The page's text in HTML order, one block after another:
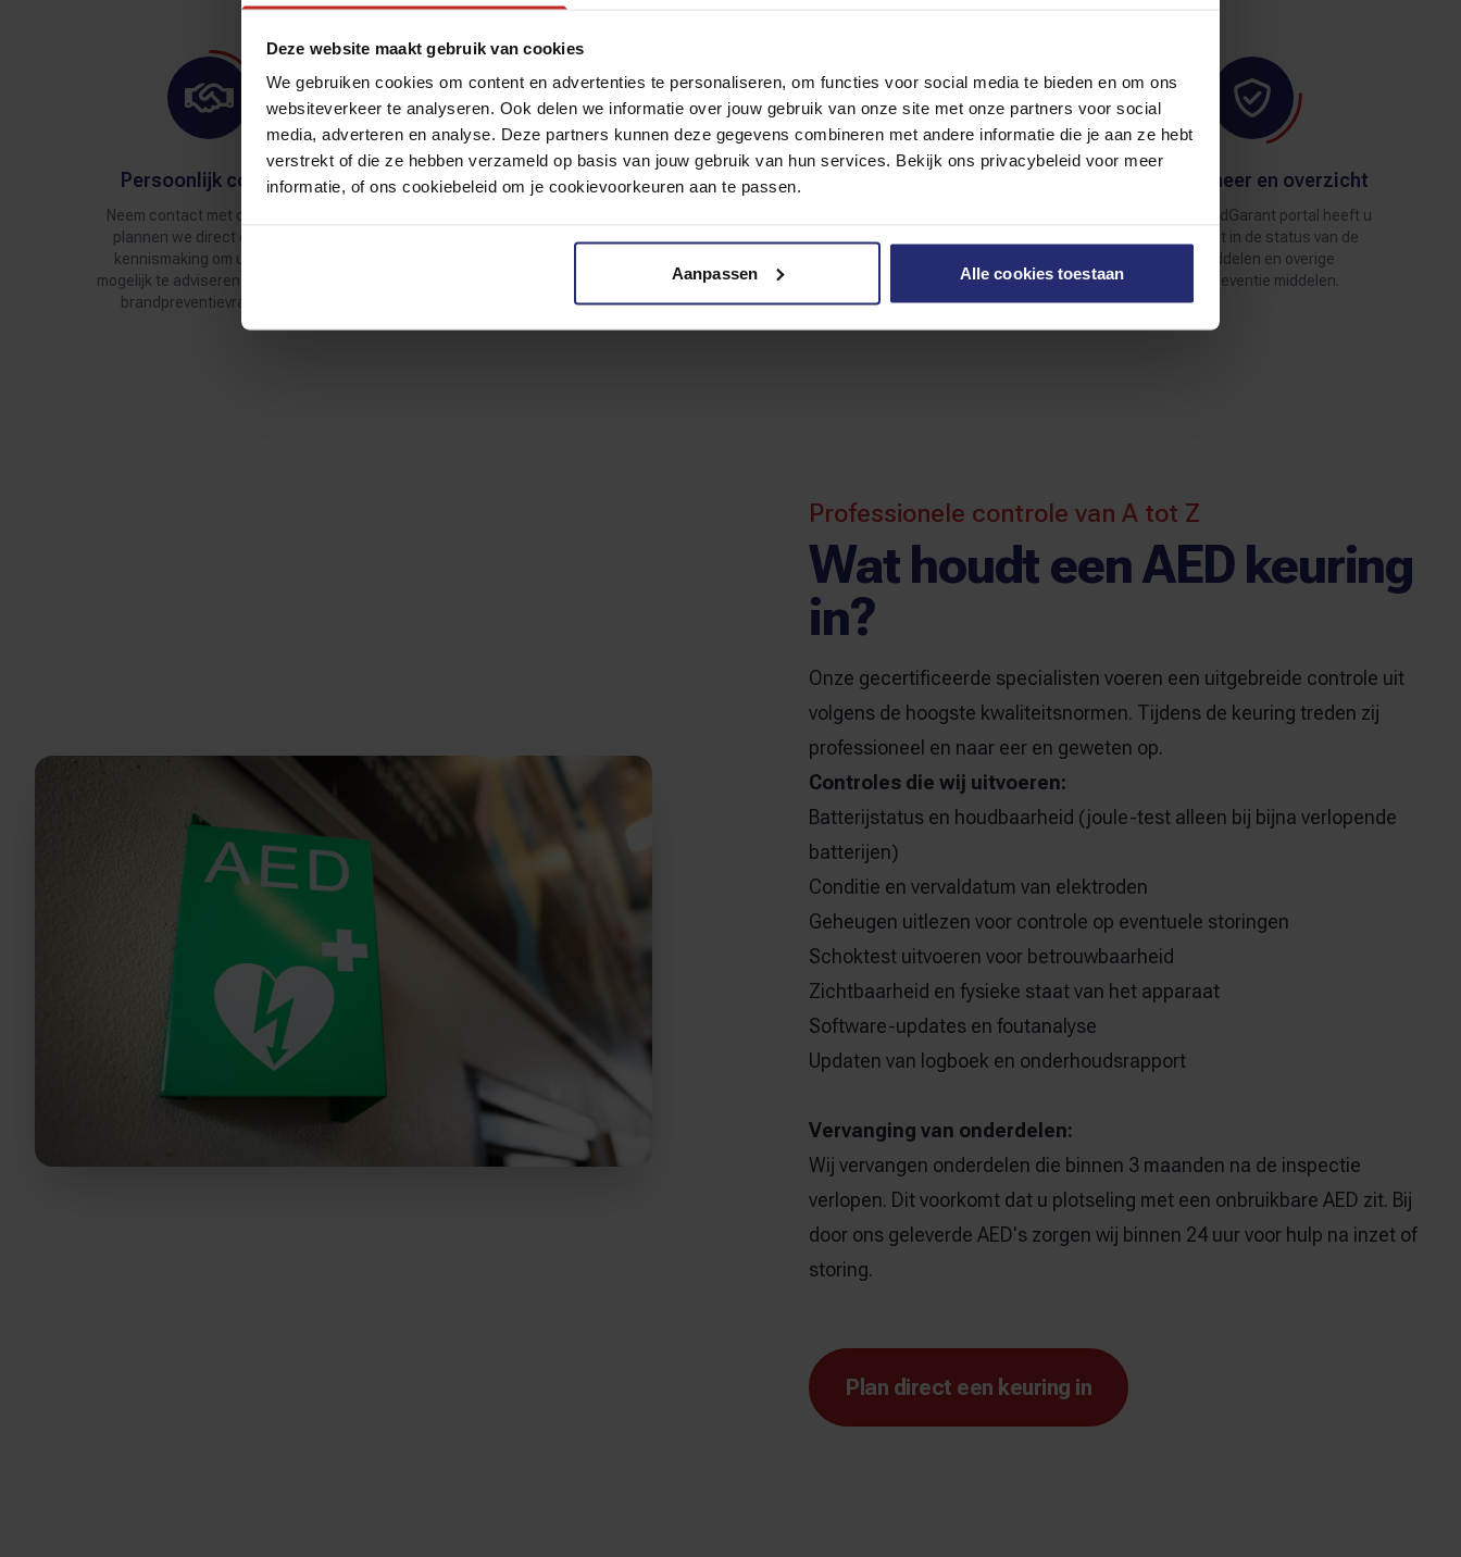
Deze website maakt gebruik van cookies
We gebruiken cookies om content en advertenties te personaliseren, om functies voor social media te bieden en om ons
websiteverkeer te analyseren. Ook delen we informatie over jouw gebruik van onze site met onze partners voor social
media, adverteren en analyse. Deze partners kunnen deze gegevens combineren met andere informatie die je aan ze hebt
verstrekt of die ze hebben verzameld op basis van jouw gebruik van hun services. Bekijk ons privacybeleid voor meer
informatie, of ons cookiebeleid om je cookievoorkeuren aan te passen.
Aanpassen Alle cookies toestaan
Persoonlijk contact
Neem contact met ons op dan
plannen we direct een korte
kennismaking om u zo goed
mogelijk te adviseren rondom het
brandpreventievraagstuk.
Helder kostenbeleid Goed beheer en overzicht
Via ons BrandGarant portal heeft u
24/7 inzicht in de status van de
blusmiddelen en overige
brandpreventie middelen.
Professionele controle van A tot Z
Wat houdt een AED keuring
in?
Onze gecertificeerde specialisten voeren een uitgebreide controle uit
volgens de hoogste kwaliteitsnormen. Tijdens de keuring treden zij
professioneel en naar eer en geweten op.
Controles die wij uitvoeren:
Batterijstatus en houdbaarheid (joule-test alleen bij bijna verlopende
batterijen)
Conditie en vervaldatum van elektroden
Geheugen uitlezen voor controle op eventuele storingen
Schoktest uitvoeren voor betrouwbaarheid
Zichtbaarheid en fysieke staat van het apparaat
Software-updates en foutanalyse
Updaten van logboek en onderhoudsrapport
Vervanging van onderdelen:
Wij vervangen onderdelen die binnen 3 maanden na de inspectie
verlopen. Dit voorkomt dat u plotseling met een onbruikbare AED zit. Bij
door ons geleverde AED's zorgen wij binnen 24 uur voor hulp na inzet of
storing.
Plan direct een keuring in